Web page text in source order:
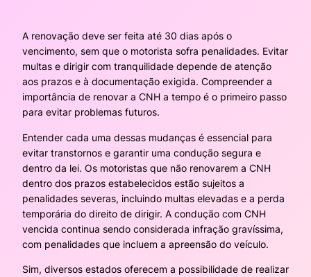
A renovação deve ser feita até 30 dias após o
vencimento, sem que o motorista sofra penalidades. Evitar
multas e dirigir com tranquilidade depende de atenção
aos prazos e à documentação exigida. Compreender a
importância de renovar a CNH a tempo é o primeiro passo
para evitar problemas futuros.
Entender cada uma dessas mudanças é essencial para
evitar transtornos e garantir uma condução segura e
dentro da lei. Os motoristas que não renovarem a CNH
dentro dos prazos estabelecidos estão sujeitos a
penalidades severas, incluindo multas elevadas e a perda
temporária do direito de dirigir. A condução com CNH
vencida continua sendo considerada infração gravíssima,
com penalidades que incluem a apreensão do veículo.
Sim, diversos estados oferecem a possibilidade de realizar